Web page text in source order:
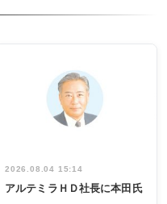
2026.08.04 15:14
アルテミラＨＤ社長に本田氏